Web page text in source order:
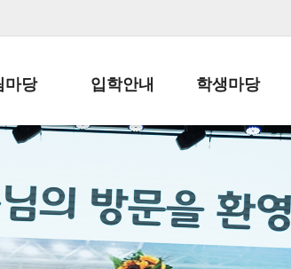
마당
항
안내
스 운행 안내
입학안내
전-편입 서류양식
입학금/수업료
학생마당
학생생활규정
학교신문
자율진로동아리
유초등 소식지